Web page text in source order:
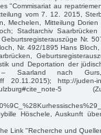
"Commisariat au
vom 7. 12. 2015,
Mechelen, Mitteilung
Stadtarchiv Saarbrücken
Nr.
Nr. 492/1895 Hans
und Deportation der
nach Gurs,
20.11.2015); http://juden-
Sulzburg#cite_note-5
Höschele, Auskunft
Link "Recherche und